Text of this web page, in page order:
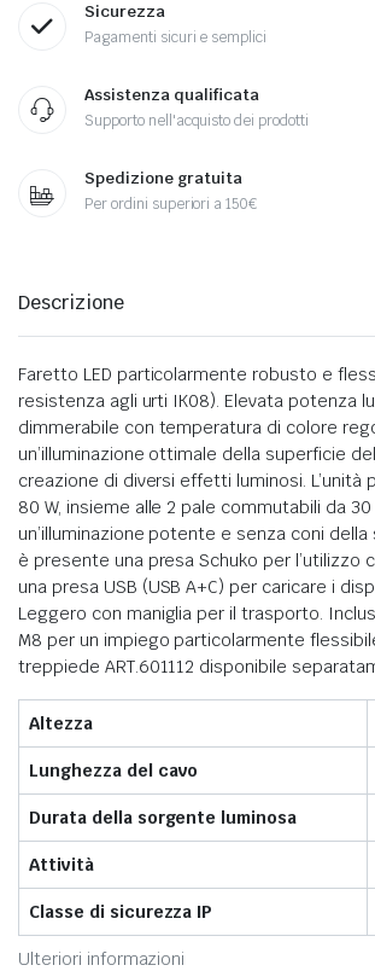
Sicurezza
Pagamenti sicuri e semplici
Assistenza qualificata
Supporto nell'acquisto dei prodotti
Spedizione gratuita
Per ordini superiori a 150€
Descrizione
Faretto LED particolarmente robusto e
resistenza agli urti IK08). Elevata potenza
dimmerabile con temperatura di colore
un’illuminazione ottimale della superficie
creazione di diversi effetti luminosi. L’unità
80 W, insieme alle 2 pale commutabili da 30
un’illuminazione potente e senza coni
è presente una presa Schuko per l’utilizzo
una presa USB (USB A+C) per caricare i
Leggero con maniglia per il trasporto.
M8 per un impiego particolarmente
treppiede ART.601112 disponibile
Ulteriori informazioni
Altezza
Lunghezza del cavo
Durata della sorgente luminosa
Attività
Classe di sicurezza IP